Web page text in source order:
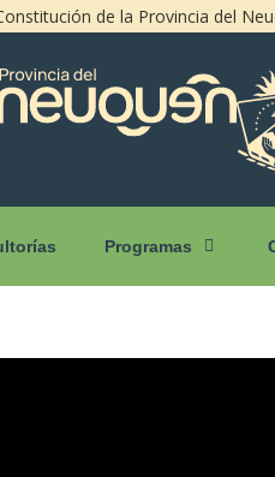
de la Provincia del
Programas